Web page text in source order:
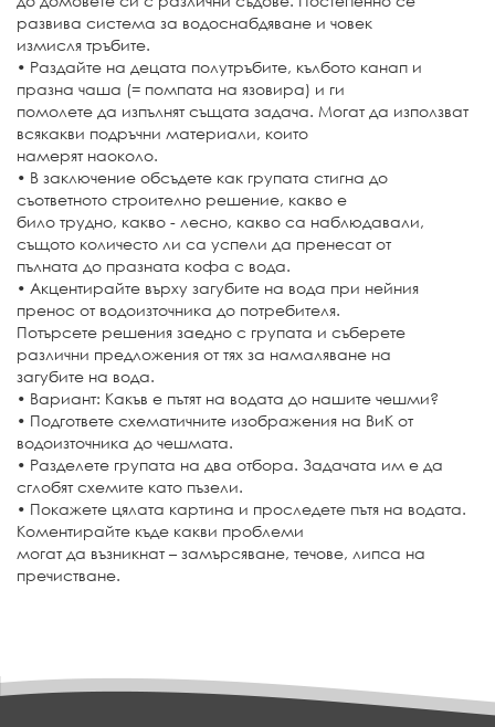
развива система за водоснабдяване и човек
измисля тръбите.
• Раздайте на децата полутръбите, кълбото канап и
празна чаша (= помпата на язовира) и ги
помолете да изпълнят същата задача. Могат да използват
всякакви подръчни материали, които
намерят наоколо.
• В заключение обсъдете как групата стигна до
съответното строително решение, какво е
било трудно, какво - лесно, какво са наблюдавали,
същото количесто ли са успели да пренесат от
пълната до празната кофа с вода.
• Акцентирайте върху загубите на вода при нейния
пренос от водоизточника до потребителя.
Потърсете решения заедно с групата и съберете
различни предложения от тях за намаляване на
загубите на вода.
• Вариант: Какъв е пътят на водата до нашите чешми?
• Подгответе схематичните изображения на ВиК от
водоизточника до чешмата.
• Разделете групата на два отбора. Задачата им е да
сглобят схемите като пъзели.
• Покажете цялата картина и проследете пътя на водата.
Коментирайте къде какви проблеми
могат да възникнат – замърсяване, течове, липса на
пречистване.